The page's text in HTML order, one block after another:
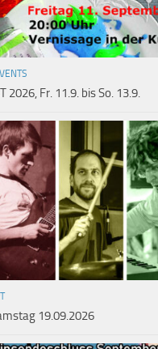
2026, Fr. 11.9. bis So. 13.9.
19.09.2026